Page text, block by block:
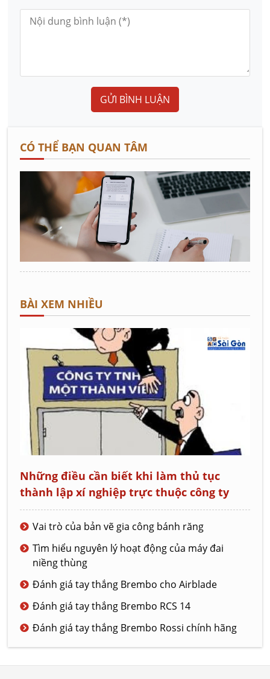
GỬI BÌNH LUẬN
CÓ THỂ BẠN QUAN TÂM
BÀI XEM NHIỀU
Những điều cần biết khi làm thủ tục
thành lập xí nghiệp trực thuộc công ty
Vai trò của bản vẽ gia công bánh răng
Tìm hiểu nguyên lý hoạt động của máy đai
niềng thùng
Đánh giá tay thắng Brembo cho Airblade
Đánh giá tay thắng Brembo RCS 14
Đánh giá tay thắng Brembo Rossi chính hãng